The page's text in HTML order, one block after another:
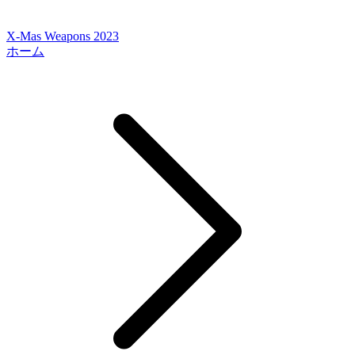
X-Mas Weapons 2023
ホーム